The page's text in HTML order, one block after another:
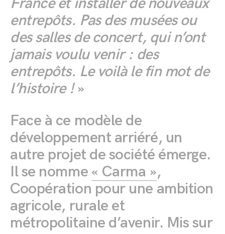
entrepôts. Pas des musées ou
des salles de concert, qui n’ont
jamais voulu venir : des
entrepôts. Le voilà le fin mot de
l’histoire !»
Face à ce modèle de
développement arriéré, un
autre projet de société émerge.
Il se nomme« Carma »,
Coopération pour une ambition
agricole, rurale et
métropolitaine d’avenir. Mis sur